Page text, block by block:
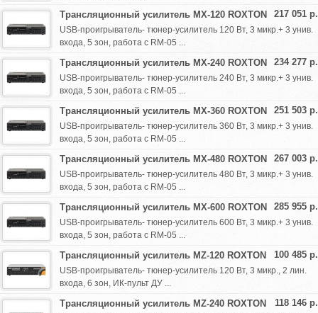
217 051 р.
Трансляционный усилитель MX-120 ROXTON
USB-проигрыватель- тюнер-усилитель 120 Вт, 3 микр.+ 3 унив.
входа, 5 зон, работа с RM-05 ...
234 277 р.
Трансляционный усилитель MX-240 ROXTON
USB-проигрыватель- тюнер-усилитель 240 Вт, 3 микр.+ 3 унив.
входа, 5 зон, работа с RM-05 ...
251 503 р.
Трансляционный усилитель MX-360 ROXTON
USB-проигрыватель- тюнер-усилитель 360 Вт, 3 микр.+ 3 унив.
входа, 5 зон, работа с RM-05 ...
267 003 р.
Трансляционный усилитель MX-480 ROXTON
USB-проигрыватель- тюнер-усилитель 480 Вт, 3 микр.+ 3 унив.
входа, 5 зон, работа с RM-05 ...
285 955 р.
Трансляционный усилитель MX-600 ROXTON
USB-проигрыватель- тюнер-усилитель 600 Вт, 3 микр.+ 3 унив.
входа, 5 зон, работа с RM-05 ...
100 485 р.
Трансляционный усилитель MZ-120 ROXTON
USB-проигрыватель- тюнер-усилитель 120 Вт, 3 микр., 2 лин.
входа, 6 зон, ИК-пульт ДУ ...
118 146 р.
Трансляционный усилитель MZ-240 ROXTON